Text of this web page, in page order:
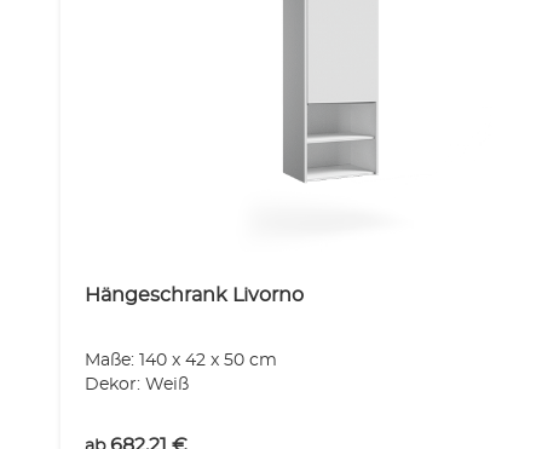
Hängeschrank Livorno
Maße: 140 x 42 x 50 cm
Dekor: Weiß